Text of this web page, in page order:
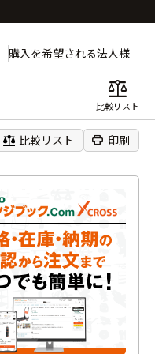
購入を希望される法人様
balance
比較リスト
０本入）
balance 比較リスト print 印刷